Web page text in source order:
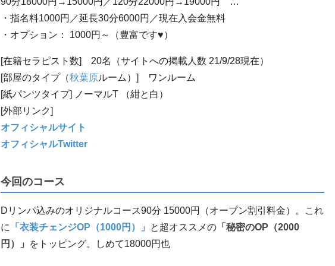
・指名料1000円／延長30分6000円／現在入会金無料
・オプション：
1000円～（豊富です♥）
[在籍セラピスト数] 20名（サイトへの掲載人数 21/9/28現在）
[部屋のタイプ（秋葉原ルーム） ]
ワンルーム
[紙パンツタイプ] ノーマルT
（紺と白）
[外部リンク]
オフィシャルサイト
オフィシャルTwitter
今回のコース
D リンパ込みのオリジナルコース90分 15000円（オープン割引料金）。これ
に
「衣装チェンジOP （1000円）」 と超オススメの 「秘密のOP （2000
円）」
をトッピング。しめて18000円也